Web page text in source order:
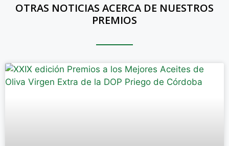
OTRAS NOTICIAS ACERCA DE NUESTROS
PREMIOS